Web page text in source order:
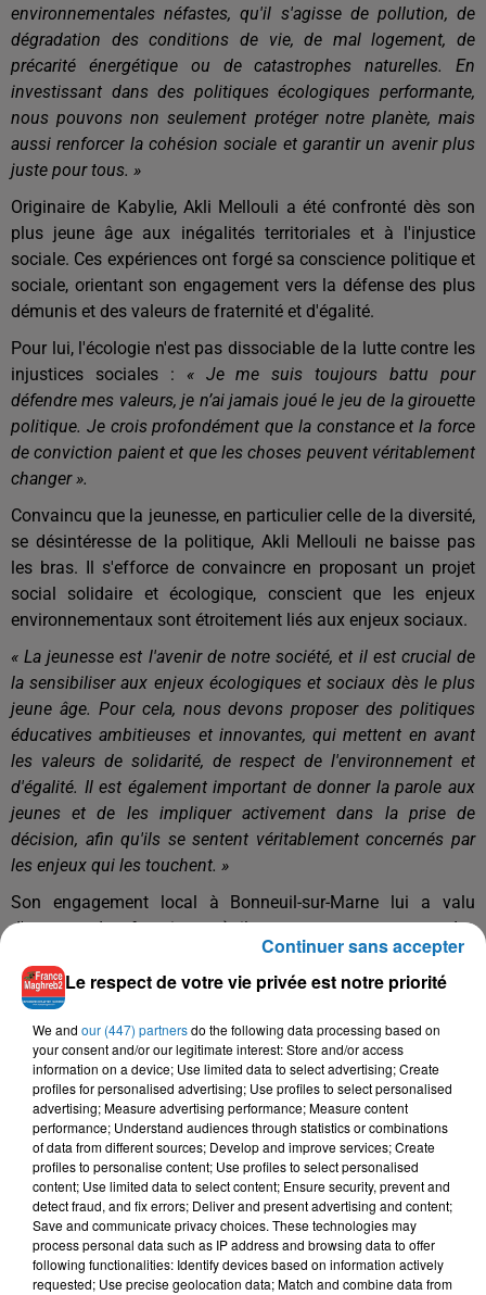
environnementales néfastes, qu'il s'agisse de pollution, de
dégradation des conditions de vie, de mal logement, de
précarité énergétique ou de catastrophes naturelles. En
investissant dans des politiques écologiques performante,
nous pouvons non seulement protéger notre planète, mais
aussi renforcer la cohésion sociale et garantir un avenir plus
juste pour tous. »
Originaire de Kabylie, Akli Mellouli a été confronté dès son
plus jeune âge aux inégalités territoriales et à l'injustice
sociale. Ces expériences ont forgé sa conscience politique et
sociale, orientant son engagement vers la défense des plus
démunis et des valeurs de fraternité et d'égalité.
Pour lui, l'écologie n'est pas dissociable de la lutte contre les
injustices sociales : « Je me suis toujours battu pour
défendre mes valeurs, je n’ai jamais joué le jeu de la girouette
politique. Je crois profondément que la constance et la force
de conviction paient et que les choses peuvent véritablement
changer ».
Convaincu que la jeunesse, en particulier celle de la diversité,
se désintéresse de la politique, Akli Mellouli ne baisse pas
les bras. Il s'efforce de convaincre en proposant un projet
social solidaire et écologique, conscient que les enjeux
environnementaux sont étroitement liés aux enjeux sociaux.
« La jeunesse est l'avenir de notre société, et il est crucial de
la sensibiliser aux enjeux écologiques et sociaux dès le plus
jeune âge. Pour cela, nous devons proposer des politiques
éducatives ambitieuses et innovantes, qui mettent en avant
les valeurs de solidarité, de respect de l'environnement et
d'égalité. Il est également important de donner la parole aux
jeunes et de les impliquer activement dans la prise de
décision, afin qu'ils se sentent véritablement concernés par
les enjeux qui les touchent. »
Son engagement local à Bonneuil-sur-Marne lui a valu
d'occuper des fonctions où il a pu mettre en œuvre des
politiques favorisant le développement durable et l'égalité
sociale.
franco-africaines qui distingue Akli Mellouli. Convaincu du
potentiel transformateur des diasporas africaines, il œuvre à
créer des ponts entre la France et les pays d'origine de la
diaspora africaine, favorisant le dialogue et la coopération
mutuelle. Pour lui, la lutte contre les inégalités sociales et la
protection de l'environnement sont indissociables.
Le respect de votre vie privée est notre priorité
We and our (447) partnersdo the following data processing based on
your consent and/or our legitimate interest: Store and/or access
information on a device; Use limited data to select advertising; Create
profiles for personalised advertising; Use profiles to select personalised
advertising; Measure advertising performance; Measure content
performance; Understand audiences through statistics or combinations
of data from different sources; Develop and improve services; Create
profiles to personalise content; Use profiles to select personalised
content; Use limited data to select content; Ensure security, prevent and
detect fraud, and fix errors; Deliver and present advertising and content;
Save and communicate privacy choices. These technologies may
process personal data such as IP address and browsing data to offer
following functionalities: Identify devices based on information actively
requested; Use precise geolocation data; Match and combine data from
Continuer sans accepter